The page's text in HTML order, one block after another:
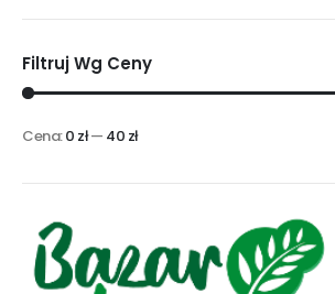
Filtruj Wg Ceny
Cena:0 zł— 40 zł